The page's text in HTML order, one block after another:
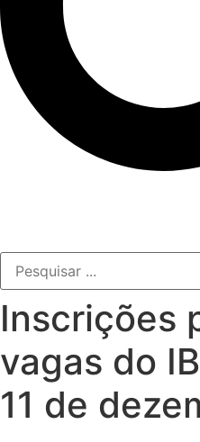
Inscrições
vagas do
11 de